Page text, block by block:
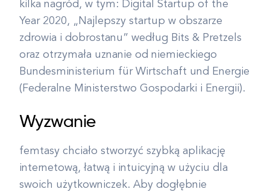
kilka nagród, w tym: Digital Startup of the
Year 2020, „Najlepszy startup w obszarze
zdrowia i dobrostanu” według Bits & Pretzels
oraz otrzymała uznanie od niemieckiego
Bundesministerium für Wirtschaft und Energie
(Federalne Ministerstwo Gospodarki i Energii).
Wyzwanie
femtasy chciało stworzyć szybką aplikację
internetową, łatwą i intuicyjną w użyciu dla
swoich użytkowniczek. Aby dogłębnie